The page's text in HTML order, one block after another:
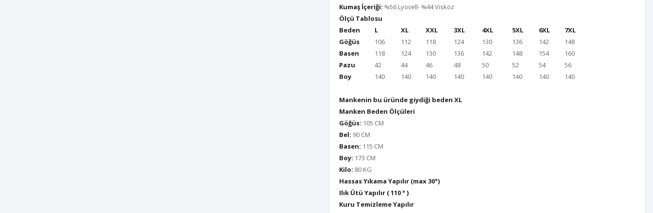
Kumaş İçeriği: %56 Lyocell- %44 Viskoz
Ölçü Tablosu
Beden
L XL XXL 3XL 4XL 5XL 6XL
7XL
Göğüs
106 112 118 124 130 136 142
148
Basen
118 124 130 136 142 148 154
160
Pazu
42 44 46 48 50 52 54
56
Boy
140 140 140 140 140 140 140 140
Mankenin bu üründe giydiği beden XL
Manken Beden Ölçüleri
Göğüs: 105 CM
Bel: 90 CM
Basen: 115 CM
Boy: 173 CM
Kilo: 80 KG
Hassas Yıkama Yapılır (max 30°)
Ilık Ütü Yapılır ( 110 ° )
Kuru Temizleme Yapılır